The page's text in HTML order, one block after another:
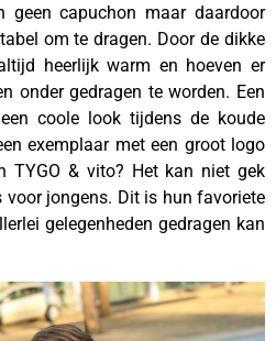
geen capuchon maar daardoor
om te dragen. Door de dikke
heerlijk warm en hoeven er
onder gedragen te worden. Een
coole look tijdens de koude
exemplaar met een groot logo
TYGO & vito? Het kan niet gek
voor jongens. Dit is hun favoriete
gelegenheden gedragen kan